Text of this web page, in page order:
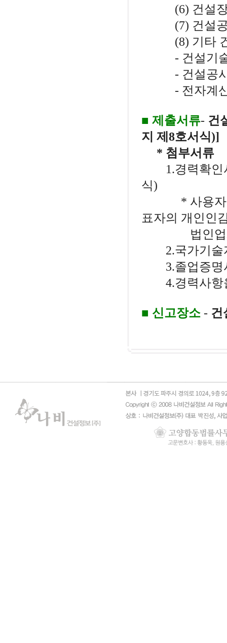
(6) 건설장
(7) 건설공사
(8) 기타 건
- 건설기술
- 건설공사
- 전자계산조
■ 제출서류- 건
지 제8호서식)]
* 첨부서류
1.경력확인서
식)
* 사용자 또
표자의 개인인
법인업체인
2.국가기술
3.졸업증명
4.경력사항
■ 신고장소 - 건